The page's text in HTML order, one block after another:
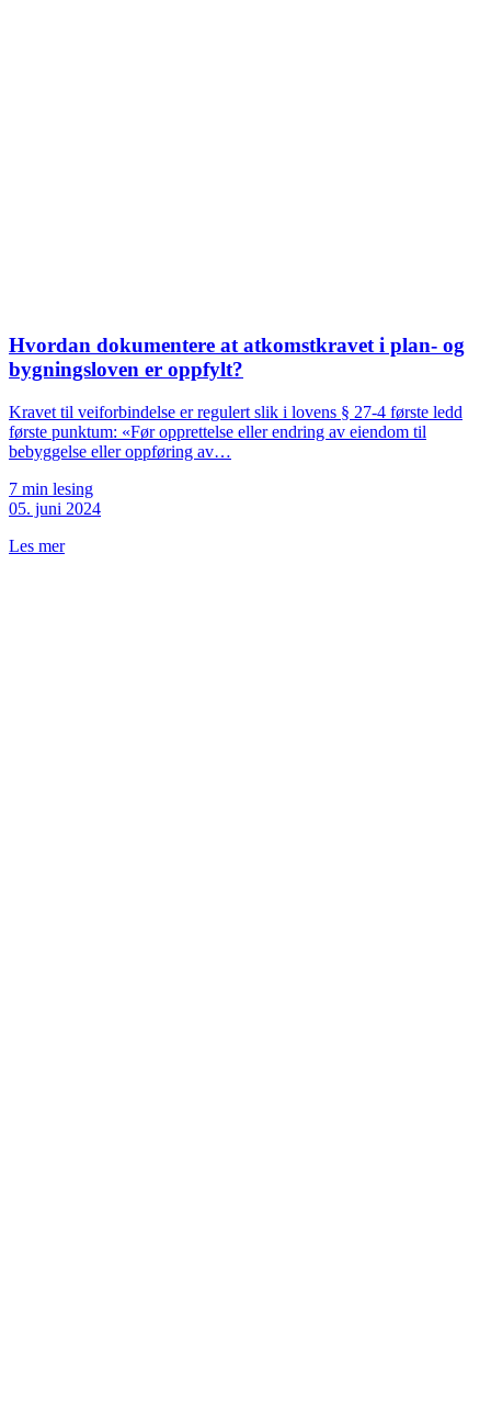
Hvordan dokumentere at atkomstkravet i plan- og
bygningsloven er oppfylt?
Kravet til veiforbindelse er regulert slik i lovens § 27-4 første ledd
første punktum: «Før opprettelse eller endring av eiendom til
bebyggelse eller oppføring av…
7 min lesing
05. juni 2024
Les mer